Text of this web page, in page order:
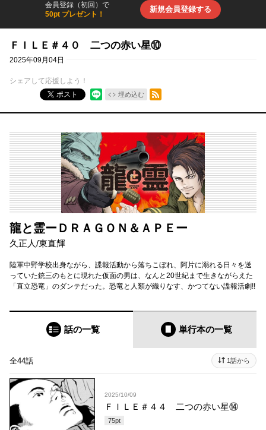
会員登録（初回）で
50pt プレゼント！
新規会員登録する
ＦＩＬＥ＃４０ 二つの赤い星⑩
2025年09月04日
シェアして応援しよう！
ポスト
埋め込む
RSSフィード
龍と霊ーＤＲＡＧＯＮ＆ＡＰＥー
久正人/東直輝
陸軍中野学校出身ながら、諜報活動から落ちこぼれ、阿片に溺れる日々を送
っていた銃三のもとに現れた仮面の男は、なんと20世紀まで生きながらえた
「直立恐竜」のダンテだった。恐竜と人類が織りなす、かつてない諜報活劇!!
話の一覧 単行本の一覧
全44話 1話から
2025/10/09
ＦＩＬＥ＃４４ 二つの赤い星⑭
75pt